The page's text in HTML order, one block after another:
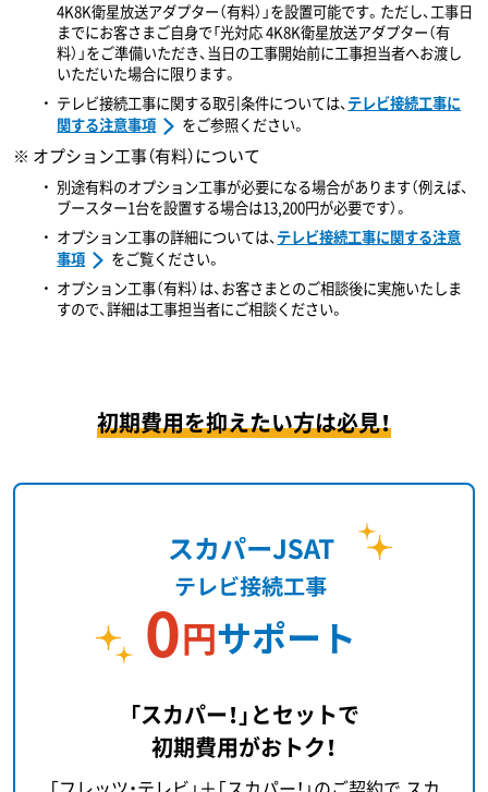
4K8K衛星放送アダプター（有料）」を設置可能です。ただし、工事日
までにお客さまご自身で「光対応 4K8K衛星放送アダプター（有
料）」をご準備いただき、当日の工事開始前に工事担当者へお渡し
いただいた場合に限ります。
テレビ接続工事に関する取引条件については、テレビ接続工事に
関する注意事項
をご参照ください。
※ オプション工事（有料）について
別途有料のオプション工事が必要になる場合があります（例えば、
ブースター1台を設置する場合は13,200円が必要です）。
オプション工事の詳細については、テレビ接続工事に関する注意
事項
をご覧ください。
オプション工事（有料）は、お客さまとのご相談後に実施いたしま
すので、詳細は工事担当者にご相談ください。
初期費用を抑えたい方は必見！
「スカパー！」とセットで
初期費用がおトク！